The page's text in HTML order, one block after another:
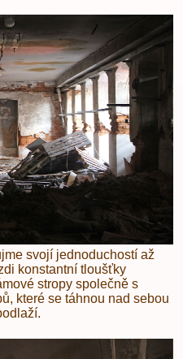
svojí jednoduchostí až
konstantní tloušťky
stropy společně s
které se táhnou nad sebou